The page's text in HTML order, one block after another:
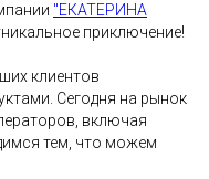
"ЕКАТЕРИНА
приключение!
клиентов
Сегодня на рынок
включая
тем, что можем